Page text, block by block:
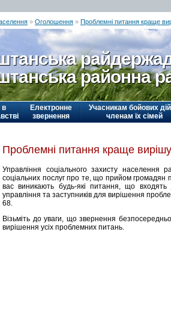
» Оголошення » Проблемні питання краще
районна
в
Електронне
звернення
Учасникам бойових
членам їх сімей
Проблемні питання краще
Управління соціального захисту населення
соціальних послуг про те, що прийом громадян
вас виникають будь-які питання, що входять
управління та заступників для вирішення
68.
Візьміть до уваги, що звернення
вирішення усіх проблемних питань.